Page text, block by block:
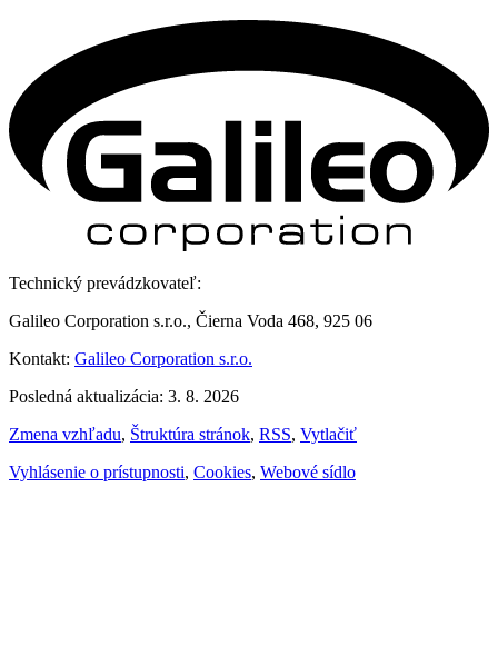
Technický prevádzkovateľ:
Galileo Corporation s.r.o., Čierna Voda 468, 925 06
Kontakt: Galileo Corporation s.r.o.
Posledná aktualizácia: 3. 8. 2026
Zmena vzhľadu, Štruktúra stránok, RSS, Vytlačiť
Vyhlásenie o prístupnosti, Cookies, Webové sídlo